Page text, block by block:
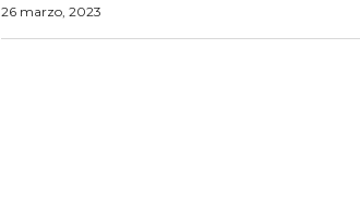
26 marzo, 2023